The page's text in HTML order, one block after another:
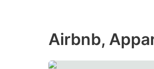
Airbnb,